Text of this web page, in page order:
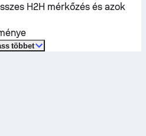
H2H mérkőzés és azok
többet